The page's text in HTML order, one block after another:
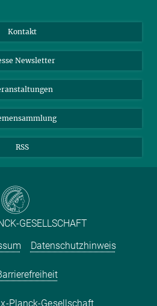
Kontakt
Newsletter
RSS
GESELLSCHAFT
Datenschutzhinweis
Planck-Gesellschaft